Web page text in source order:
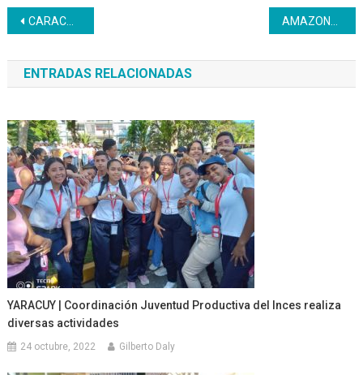
Navegación
de
entradas
CARACAS | Inces hizo entrega de 94 certificados en el marco de la Gran Misión Venezuela Mujer AMAZONAS | Liceo Inces realizó elecciones del consejo estudiantil
ENTRADAS RELACIONADAS
YARACUY | Coordinación Juventud Productiva del Inces realiza
diversas actividades
24 octubre, 2022 Gilberto Daly